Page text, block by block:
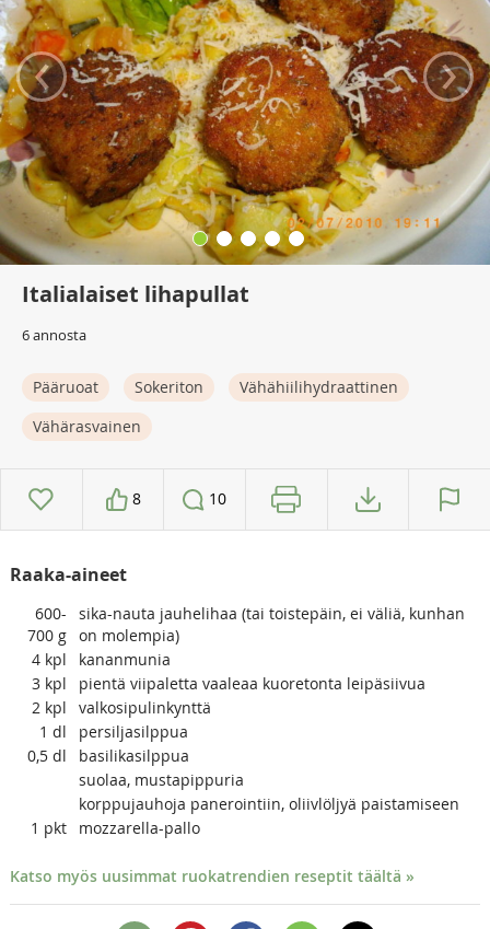
‹ ›
Italialaiset lihapullat
6 annosta
Pääruoat Sokeriton
Vähähiilihydraattinen
Vähärasvainen
8 10
Raaka-aineet
600-
700 g
sika-nauta jauhelihaa (tai toistepäin, ei väliä, kunhan
on molempia)
4 kpl
kananmunia
3 kpl
pientä viipaletta vaaleaa kuoretonta leipäsiivua
2 kpl
valkosipulinkynttä
1 dl
persiljasilppua
0,5 dl
basilikasilppua
suolaa, mustapippuria
korppujauhoja panerointiin, oliivlöljyä paistamiseen
1 pkt mozzarella-pallo
Katso myös uusimmat ruokatrendien reseptit täältä »